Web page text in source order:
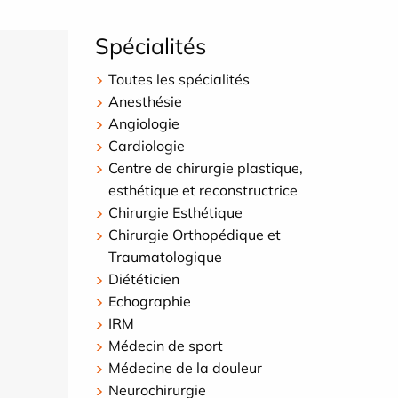
Spécialités
Toutes les spécialités
Anesthésie
Angiologie
Cardiologie
Centre de chirurgie plastique,
esthétique et reconstructrice
Chirurgie Esthétique
Chirurgie Orthopédique et
Traumatologique
Diététicien
Echographie
IRM
Médecin de sport
Médecine de la douleur
Neurochirurgie